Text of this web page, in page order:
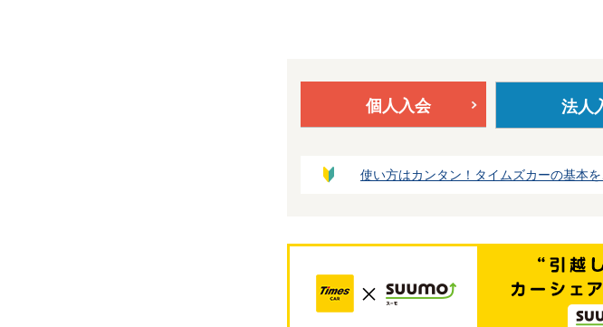
個人入会 法人
使い方はカンタン！タイムズカーの基本